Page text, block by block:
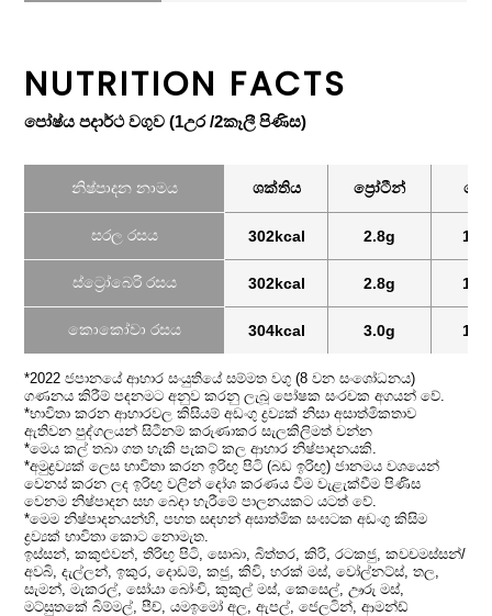
NUTRITION FACTS
පෝෂ්ය පදාර්ථ වගුව (1උර /2කෑලී පිණිස)
නිෂ්පාදන නාමය ශක්තිය ප්‍රෝටීන්
සරල රසය 302kcal 2.8g
ස්ට්‍රෝබෙරි රසය 302kcal 2.8g
කොකෝවා රසය 304kcal 3.0g
*2022 ජපානයේ ආහාර සංයුතියේ සම්මත වගු (8 වන සංශෝධනය)
ගණනය කිරීම් පදනමට අනුව කරනු ලැබූ පෝෂක සංරචක අගයන් වේ.
*භාවිතා කරන ආහාරවල කිසියම් අඩංගු ද්‍රව්‍යක් නිසා අසාත්මිකතාව
ඇතිවන පුද්ගලයන් සිටීනම් කරුණාකර සැලකිලිමත් වන්න
*මෙය කල් තබා ගත හැකි පැකට් කල ආහාර නිෂ්පාදනයකි.
*අමුද්‍රව්‍යක් ලෙස භාවිතා කරන ඉරිඟු පිටි (බඩ ඉරිඟු) ජානමය වශයෙන්
වෙනස් කරන ලද ඉරිඟු වලින් දෝශ කරණය වීම වැළැක්වීම පිණිස
වෙනම නිෂ්පාදන සහ බෙදා හැරීමේ පාලනයකට යටත් වේ.
*මෙම නිෂ්පාදනයන්හි, පහත සඳහන් අසාත්මික සංඝටක අඩංගු කිසිම
ද්‍රව්‍යක් භාවිතා කොට නොමැත.
ඉස්සන්, කකුළුවන්, තිරිඟු පිටි, සොබා, බිත්තර, කිරි, රටකජු, කවචමස්සන්/
අවබි, දැල්ලන්, ඉකුර, දොඩම්, කජු, කිවි, හරක් මස්, වෝල්නට්ස්, තල,
සැමන්, මැකරල්, සෝයා බෝංචි, කුකුල් මස්, කෙසෙල්, ඌරු මස්,
මට්සුතකේ බිම්මල්, පීච්, යමඉමෝ අල, ඇපල්, ජෙලටින්, ආමන්ඩ්